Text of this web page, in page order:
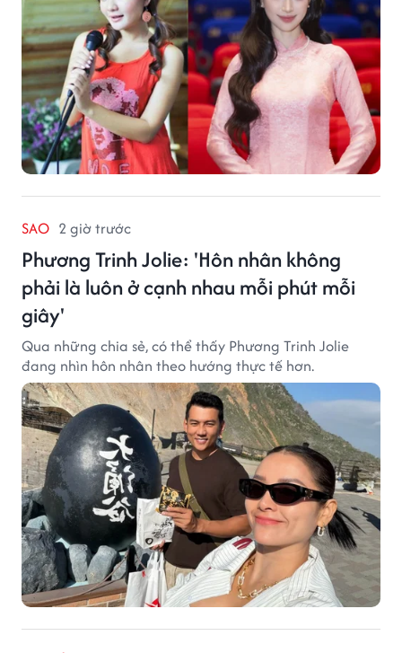
SAO 2 giờ trước
Phương Trinh Jolie: 'Hôn nhân không
phải là luôn ở cạnh nhau mỗi phút mỗi
giây'
Qua những chia sẻ, có thể thấy Phương Trinh Jolie
đang nhìn hôn nhân theo hướng thực tế hơn.